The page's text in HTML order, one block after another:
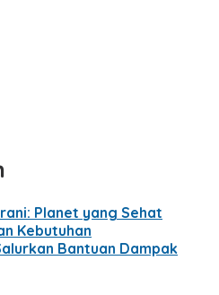
Planet yang Sehat
Kebutuhan
Bantuan Dampak